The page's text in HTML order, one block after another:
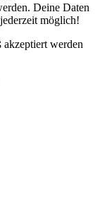
Deine Daten
möglich!
akzeptiert werden